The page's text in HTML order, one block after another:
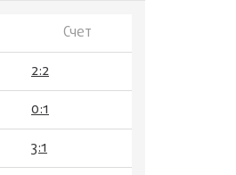
Счет
2:2
0:1
3:1